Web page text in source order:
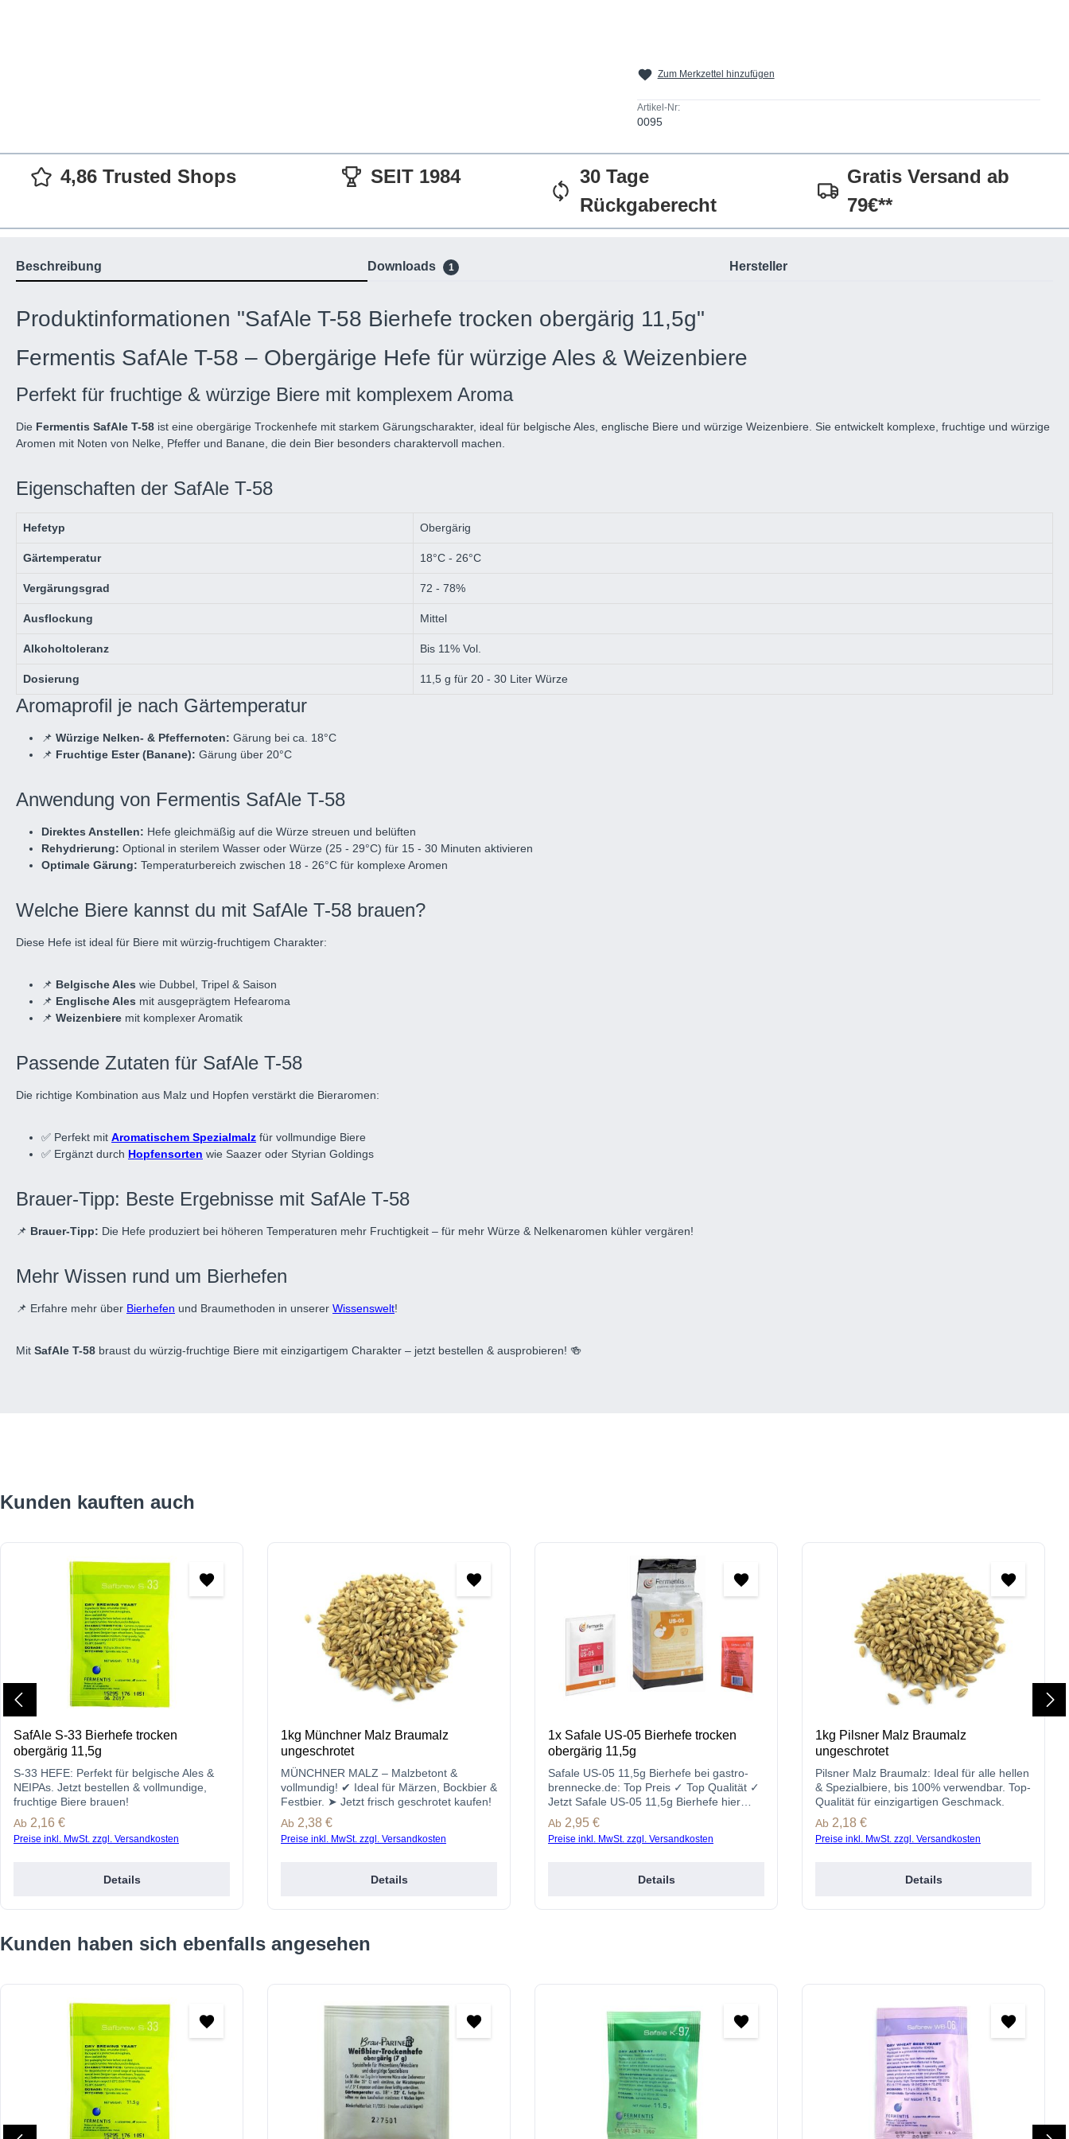
Zum Merkzettel hinzufügen
Artikel-Nr:
0095
4,86 Trusted Shops SEIT 1984
30 Tage
Rückgaberecht
Gratis Versand ab
79€**
Beschreibung Downloads 1 Hersteller
Produktinformationen "SafAle T-58 Bierhefe trocken obergärig 11,5g"
Fermentis SafAle T-58 – Obergärige Hefe für würzige Ales & Weizenbiere
Perfekt für fruchtige & würzige Biere mit komplexem Aroma
Die Fermentis SafAle T-58 ist eine obergärige Trockenhefe mit starkem Gärungscharakter, ideal für belgische Ales, englische Biere und würzige Weizenbiere. Sie entwickelt komplexe, fruchtige und würzige
Aromen mit Noten von Nelke, Pfeffer und Banane, die dein Bier besonders charaktervoll machen.
Eigenschaften der SafAle T-58
Hefetyp Obergärig
Gärtemperatur 18°C - 26°C
Vergärungsgrad 72 - 78%
Ausflockung Mittel
Alkoholtoleranz Bis 11% Vol.
Dosierung 11,5 g für 20 - 30 Liter Würze
Aromaprofil je nach Gärtemperatur
📌 Würzige Nelken- & Pfeffernoten: Gärung bei ca. 18°C
📌 Fruchtige Ester (Banane): Gärung über 20°C
Anwendung von Fermentis SafAle T-58
Direktes Anstellen: Hefe gleichmäßig auf die Würze streuen und belüften
Rehydrierung: Optional in sterilem Wasser oder Würze (25 - 29°C) für 15 - 30 Minuten aktivieren
Optimale Gärung: Temperaturbereich zwischen 18 - 26°C für komplexe Aromen
Welche Biere kannst du mit SafAle T-58 brauen?
Diese Hefe ist ideal für Biere mit würzig-fruchtigem Charakter:
📌 Belgische Ales wie Dubbel, Tripel & Saison
📌 Englische Ales mit ausgeprägtem Hefearoma
📌 Weizenbiere mit komplexer Aromatik
Passende Zutaten für SafAle T-58
Die richtige Kombination aus Malz und Hopfen verstärkt die Bieraromen:
✅ Perfekt mit Aromatischem Spezialmalz für vollmundige Biere
✅ Ergänzt durch Hopfensorten wie Saazer oder Styrian Goldings
Brauer-Tipp: Beste Ergebnisse mit SafAle T-58
📌 Brauer-Tipp: Die Hefe produziert bei höheren Temperaturen mehr Fruchtigkeit – für mehr Würze & Nelkenaromen kühler vergären!
Mehr Wissen rund um Bierhefen
📌 Erfahre mehr über Bierhefen und Braumethoden in unserer Wissenswelt!
Mit SafAle T-58 braust du würzig-fruchtige Biere mit einzigartigem Charakter – jetzt bestellen & ausprobieren! 🍻
Produktgalerie überspringen
Kunden kauften auch
SafAle S-33 Bierhefe trocken
obergärig 11,5g
S-33 HEFE: Perfekt für belgische Ales &
NEIPAs. Jetzt bestellen & vollmundige,
fruchtige Biere brauen!
Regulärer Preis:
Ab 2,16 €
Preise inkl. MwSt. zzgl. Versandkosten
Details
1kg Münchner Malz Braumalz
ungeschrotet
MÜNCHNER MALZ – Malzbetont &
vollmundig! ✔ Ideal für Märzen, Bockbier &
Festbier. ➤ Jetzt frisch geschrotet kaufen!
Regulärer Preis:
Ab 2,38 €
Preise inkl. MwSt. zzgl. Versandkosten
Details
1x Safale US-05 Bierhefe trocken
obergärig 11,5g
Safale US-05 11,5g Bierhefe bei gastro-
brennecke.de: Top Preis ✓ Top Qualität ✓
Jetzt Safale US-05 11,5g Bierhefe hier
günstig kaufen! ▻gastro-brennecke.de
Regulärer Preis:
Ab 2,95 €
Preise inkl. MwSt. zzgl. Versandkosten
Details
1kg Pilsner Malz Braumalz
ungeschrotet
Pilsner Malz Braumalz: Ideal für alle hellen
& Spezialbiere, bis 100% verwendbar. Top-
Qualität für einzigartigen Geschmack.
Regulärer Preis:
Ab 2,18 €
Preise inkl. MwSt. zzgl. Versandkosten
Details
Produktgalerie überspringen
Kunden haben sich ebenfalls angesehen